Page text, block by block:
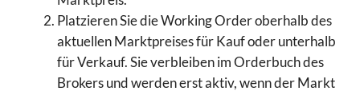
Platzieren Sie die Working Order oberhalb des
aktuellen Marktpreises für Kauf oder unterhalb
für Verkauf. Sie verbleiben im Orderbuch des
Brokers und werden erst aktiv, wenn der Markt